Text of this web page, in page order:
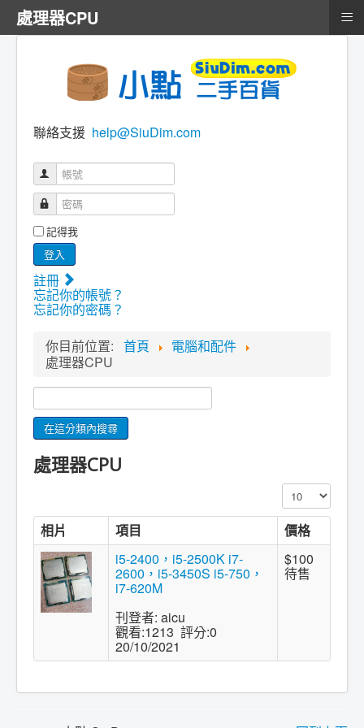
聯絡支援 help@SiuDim.com
帳號
密碼
記得我
登入
註冊
忘記你的帳號？
忘記你的密碼？
你目前位置: 首頁
電腦和配件
處理器CPU
處理器CPU
顯示數目
相片 項目
價格
i5-2400，i5-2500K i7-
2600，i5-3450S i5-750，
i7-620M
刊登者: aicu
觀看:1213 評分:0
20/10/2021
$100
待售
處理器CPU ≡